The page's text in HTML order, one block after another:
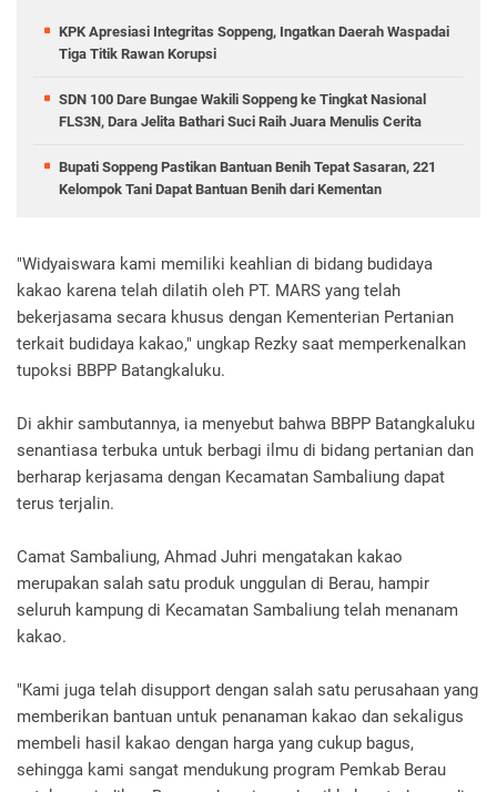
KPK Apresiasi Integritas Soppeng, Ingatkan Daerah Waspadai
Tiga Titik Rawan Korupsi
SDN 100 Dare Bungae Wakili Soppeng ke Tingkat Nasional
FLS3N, Dara Jelita Bathari Suci Raih Juara Menulis Cerita
Bupati Soppeng Pastikan Bantuan Benih Tepat Sasaran, 221
Kelompok Tani Dapat Bantuan Benih dari Kementan
"Widyaiswara kami memiliki keahlian di bidang budidaya
kakao karena telah dilatih oleh PT. MARS yang telah
bekerjasama secara khusus dengan Kementerian Pertanian
terkait budidaya kakao," ungkap Rezky saat memperkenalkan
tupoksi BBPP Batangkaluku.
Di akhir sambutannya, ia menyebut bahwa BBPP Batangkaluku
senantiasa terbuka untuk berbagi ilmu di bidang pertanian dan
berharap kerjasama dengan Kecamatan Sambaliung dapat
terus terjalin.
Camat Sambaliung, Ahmad Juhri mengatakan kakao
merupakan salah satu produk unggulan di Berau, hampir
seluruh kampung di Kecamatan Sambaliung telah menanam
kakao.
"Kami juga telah disupport dengan salah satu perusahaan yang
memberikan bantuan untuk penanaman kakao dan sekaligus
membeli hasil kakao dengan harga yang cukup bagus,
sehingga kami sangat mendukung program Pemkab Berau